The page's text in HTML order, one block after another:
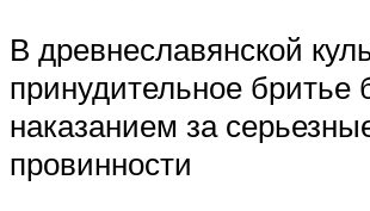
В древнеславянской
принудительное бритье
наказанием за
провинности